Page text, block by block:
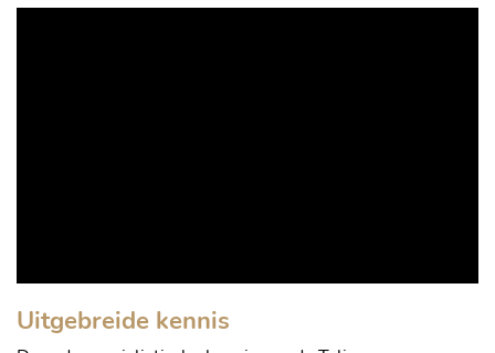
Uitgebreide kennis